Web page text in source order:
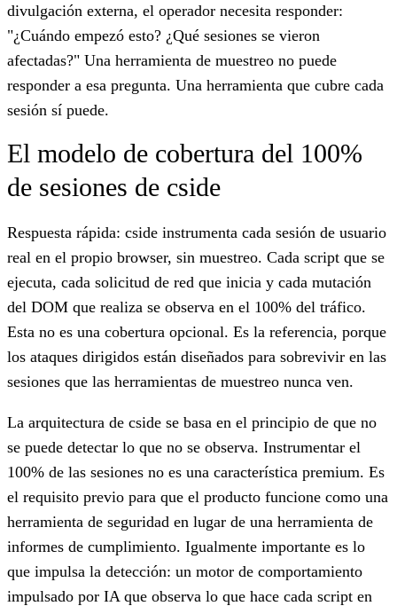
divulgación externa, el operador necesita responder:
"¿Cuándo empezó esto? ¿Qué sesiones se vieron
afectadas?" Una herramienta de muestreo no puede
responder a esa pregunta. Una herramienta que cubre cada
sesión sí puede.
El modelo de cobertura del 100%
de sesiones de cside
Respuesta rápida: cside instrumenta cada sesión de usuario
real en el propio browser, sin muestreo. Cada script que se
ejecuta, cada solicitud de red que inicia y cada mutación
del DOM que realiza se observa en el 100% del tráfico.
Esta no es una cobertura opcional. Es la referencia, porque
los ataques dirigidos están diseñados para sobrevivir en las
sesiones que las herramientas de muestreo nunca ven.
La arquitectura de cside se basa en el principio de que no
se puede detectar lo que no se observa. Instrumentar el
100% de las sesiones no es una característica premium. Es
el requisito previo para que el producto funcione como una
herramienta de seguridad en lugar de una herramienta de
informes de cumplimiento. Igualmente importante es lo
que impulsa la detección: un motor de comportamiento
impulsado por IA que observa lo que hace cada script en